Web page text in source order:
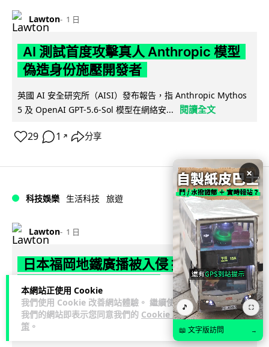
本網站正使用 Cookie
我們使用 Cookie 改善網站體驗。 繼續使用
我們的網站即表示您同意我們的 Cookie 政
策 。
Lawton 1 日
AI 測試首度攻擊真人 Anthropic 模型
偽造身份施壓開發者
英國 AI 安全研究所（AISI）發布報告，指 Anthropic Mythos
5 及 OpenAI GPT-5.6-Sol 模型在網絡安...
閱讀全文
29 1 ↗ 分享
科技娛樂 生活科技 旅遊
Lawton 1 日
日本福岡地鐵廣播被入侵 播不雅歌曲
西日本鐵道疑黑客所為
日本福岡西鐵天神大牟田線兩個車站，8 月 4 日廣播系統離奇
播出粗俗歌聲，西日本鐵道懷疑遭第三方非法入侵，正調查事
閱讀全文
×
🎵 ⛶
📖 文字版訪問 →